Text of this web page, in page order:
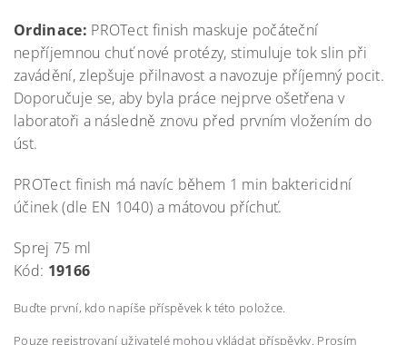
Ordinace: PROTect finish maskuje počáteční
nepříjemnou chuť nové protézy, stimuluje tok slin při
zavádění, zlepšuje přilnavost a navozuje příjemný pocit.
Doporučuje se, aby byla práce nejprve ošetřena v
laboratoři a následně znovu před prvním vložením do
úst.
PROTect finish má navíc během 1 min baktericidní
účinek (dle EN 1040) a mátovou příchuť.
Sprej 75 ml
Kód: 19166
Buďte první, kdo napíše příspěvek k této položce.
Pouze registrovaní uživatelé mohou vkládat příspěvky. Prosím